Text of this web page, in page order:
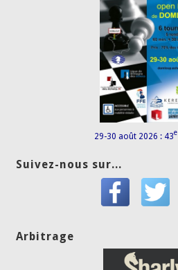
29-30 août 2026 : 43e
Suivez-nous sur...
Arbitrage